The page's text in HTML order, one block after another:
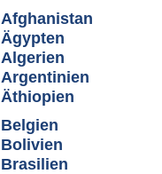
Afghanistan
Ägypten
Algerien
Argentinien
Äthiopien
Belgien
Bolivien
Brasilien